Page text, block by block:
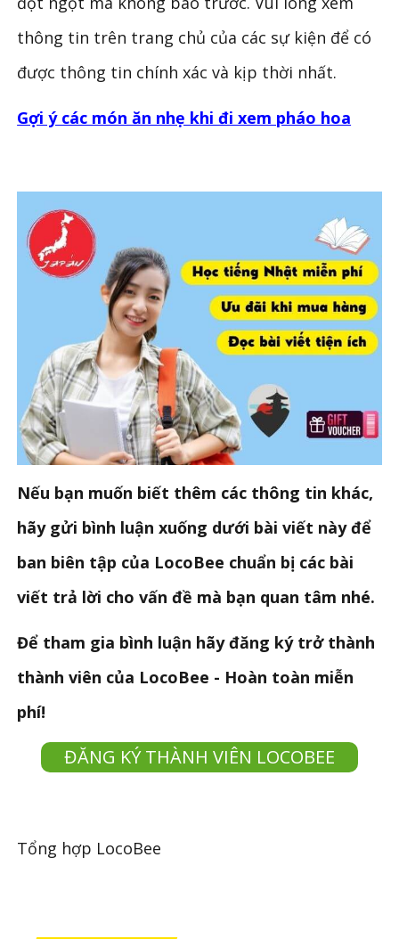
thông tin trên trang chủ của các sự kiện để có
được thông tin chính xác và kịp thời nhất.
Gợi ý các món ăn nhẹ khi đi xem pháo hoa
Nếu bạn muốn biết thêm các thông tin khác,
hãy gửi bình luận xuống dưới bài viết này để
ban biên tập của LocoBee chuẩn bị các bài
viết trả lời cho vấn đề mà bạn quan tâm nhé.
Để tham gia bình luận hãy đăng ký trở thành
thành viên của LocoBee - Hoàn toàn miễn
phí!
ĐĂNG KÝ THÀNH VIÊN LOCOBEE
Tổng hợp LocoBee